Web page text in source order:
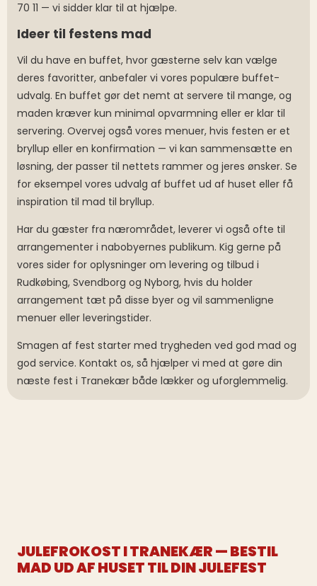
70 11 — vi sidder klar til at hjælpe.
Ideer til festens mad
Vil du have en buffet, hvor gæsterne selv kan vælge
deres favoritter, anbefaler vi vores populære buffet-
udvalg. En buffet gør det nemt at servere til mange, og
maden kræver kun minimal opvarmning eller er klar til
servering. Overvej også vores menuer, hvis festen er et
bryllup eller en konfirmation — vi kan sammensætte en
løsning, der passer til nettets rammer og jeres ønsker. Se
for eksempel vores udvalg af buffet ud af huset eller få
inspiration til mad til bryllup.
Har du gæster fra nærområdet, leverer vi også ofte til
arrangementer i nabobyernes publikum. Kig gerne på
vores sider for oplysninger om levering og tilbud i
Rudkøbing, Svendborg og Nyborg, hvis du holder
arrangement tæt på disse byer og vil sammenligne
menuer eller leveringstider.
Smagen af fest starter med trygheden ved god mad og
god service. Kontakt os, så hjælper vi med at gøre din
næste fest i Tranekær både lækker og uforglemmelig.
JULEFROKOST I TRANEKÆR — BESTIL
MAD UD AF HUSET TIL DIN JULEFEST